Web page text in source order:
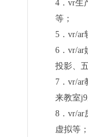
4．vr生
等；
5．vr/ar
6．vr/ar
投影、
7．vr/ar
来教室
8．vr/ar
虚拟等；